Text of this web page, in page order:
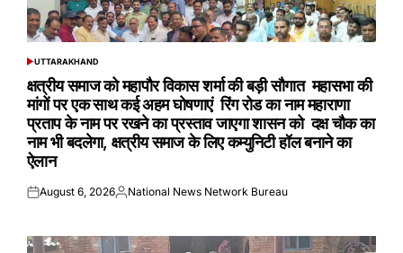
POSTED
UTTARAKHAND
क्षत्रीय समाज को महापौर विकास शर्मा की बड़ी सौगात महासभा की
मांगों पर एक साथ कई अहम घोषणाएं रिंग रोड का नाम महाराणा
प्रताप के नाम पर रखने का प्रस्ताव जाएगा शासन को दक्ष चौक का
नाम भी बदलेगा, क्षत्रीय समाज के लिए कम्युनिटी हॉल बनाने का
ऐलान
Posted
August 6, 2026Posted
National News Network Bureau